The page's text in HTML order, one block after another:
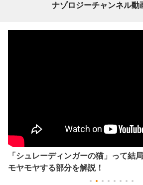
ナゾロジーチャンネル動
「シュレーディンガーの猫」って結
モヤモヤする部分を解説！